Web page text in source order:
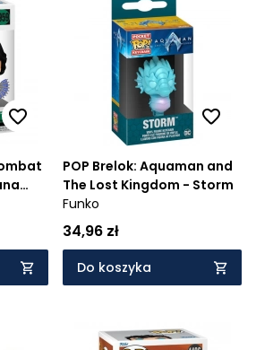
POP Brelok: Aquaman and
The Lost Kingdom - Storm
Funko
34,96 zł
Do koszyka